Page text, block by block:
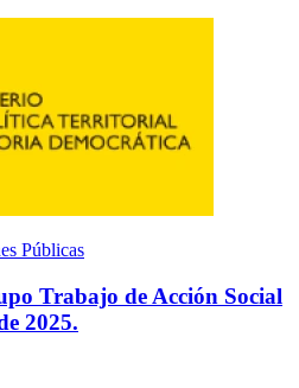
Públicas
Trabajo de Acción Social
2025.